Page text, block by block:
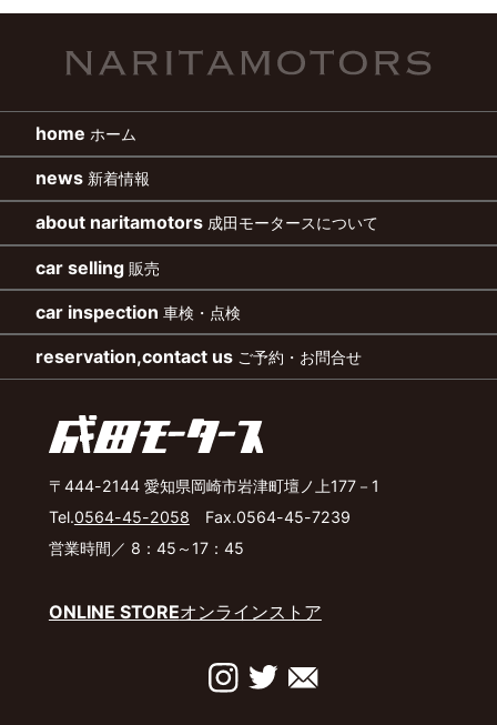
home ホーム
news 新着情報
about naritamotors 成田モータースについて
car selling 販売
car inspection 車検・点検
reservation,contact us ご予約・お問合せ
〒444-2144 愛知県岡崎市岩津町壇ノ上177－1
Tel.0564-45-2058 Fax.0564-45-7239
営業時間／ 8：45～17：45
ONLINE STOREオンラインストア